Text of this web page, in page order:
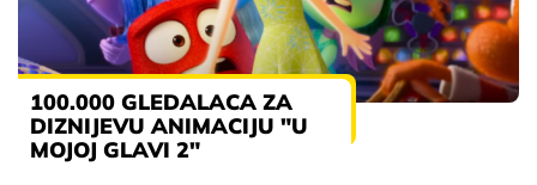
100.000 GLEDALACA ZA
DIZNIJEVU ANIMACIJU "U
MOJOJ GLAVI 2"